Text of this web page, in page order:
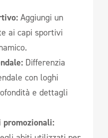
Aggiungi un
ai capi sportivi
Differenzia
con loghi
e dettagli
promozionali: